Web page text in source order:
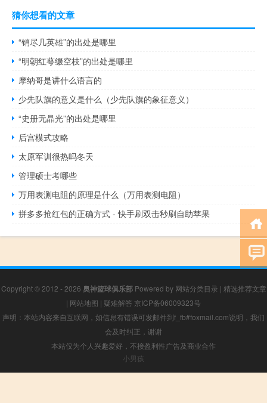
猜你想看的文章
“销尽几英雄”的出处是哪里
“明朝红萼缀空枝”的出处是哪里
摩纳哥是讲什么语言的
少先队旗的意义是什么（少先队旗的象征意义）
“史册无晶光”的出处是哪里
后宫模式攻略
太原军训很热吗冬天
管理硕士考哪些
万用表测电阻的原理是什么（万用表测电阻）
拼多多抢红包的正确方式 - 快手刷双击秒刷自助苹果
Copyright © 2012 - 2026 奥神篮球俱乐部Powered by 网站分类目录 | 精选推荐文章
| 网站地图 | 疑难解答 京ICP备06009323号
声明：本站内容来自互联网，如信息有错误可发邮件到f_fb#foxmail.com说明，我们
会及时纠正，谢谢
本站仅为个人兴趣爱好，不接盈利性广告及商业合作
小男孩